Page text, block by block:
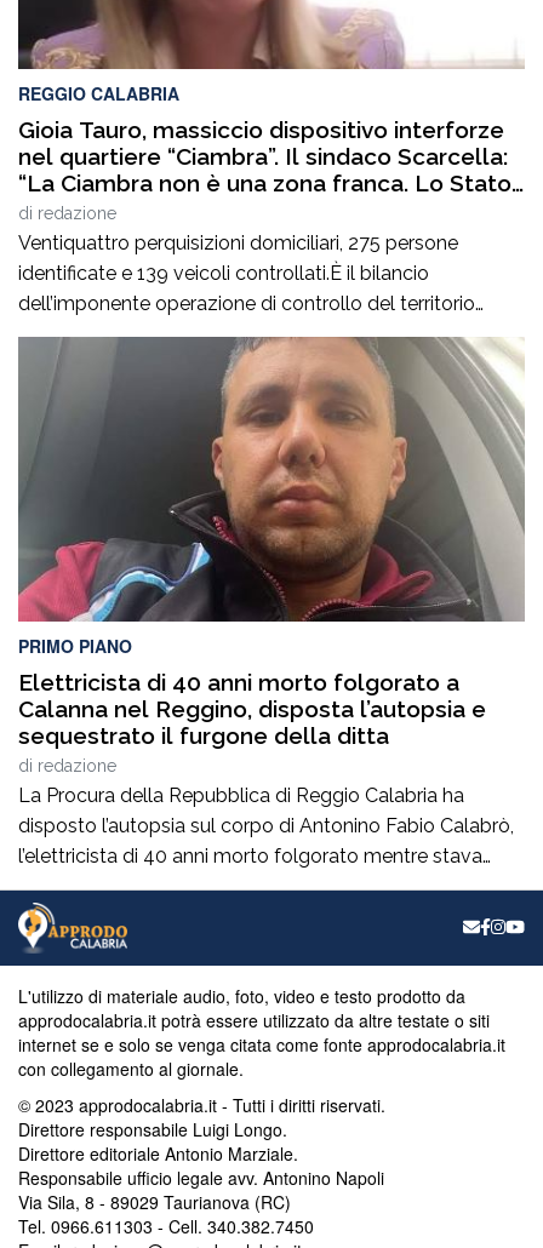
REGGIO CALABRIA
Gioia Tauro, massiccio dispositivo interforze
nel quartiere “Ciambra”. Il sindaco Scarcella:
“La Ciambra non è una zona franca. Lo Stato
c’è e si vede”
di redazione
Ventiquattro perquisizioni domiciliari, 275 persone
identificate e 139 veicoli controllati.È il bilancio
dell’imponente operazione di controllo del territorio
condotta il7 agosto nel quartiere Ciambra di Gioia Tauro,
nell’ambito di un servizio straordinario ad “Alto Impatto”
disposto per rafforzare la presenza delle istituzioni e
contrastare ogni forma di illegalità. Un’azione massiccia
e coordinata che ha visto […]
PRIMO PIANO
Elettricista di 40 anni morto folgorato a
Calanna nel Reggino, disposta l’autopsia e
sequestrato il furgone della ditta
di redazione
La Procura della Repubblica di Reggio Calabria ha
disposto l’autopsia sul corpo di Antonino Fabio Calabrò,
l’elettricista di 40 anni morto folgorato mentre stava
lavorando al montaggio delle luminarie nel comune
di Calanna. Le indagini, coordinate dalla Procura guidata
da Giuseppe Borrelli, sono affidate ai carabinieri, che
ditta privata per la quale lavorava […]
L'utilizzo di materiale audio, foto, video e testo prodotto da
approdocalabria.it potrà essere utilizzato da altre testate o siti
internet se e solo se venga citata come fonte approdocalabria.it
con collegamento al giornale.
© 2023 approdocalabria.it - Tutti i diritti riservati.
Direttore responsabile Luigi Longo.
Direttore editoriale Antonio Marziale.
Responsabile ufficio legale avv. Antonino Napoli
Via Sila, 8 - 89029 Taurianova (RC)
Tel. 0966.611303 - Cell. 340.382.7450